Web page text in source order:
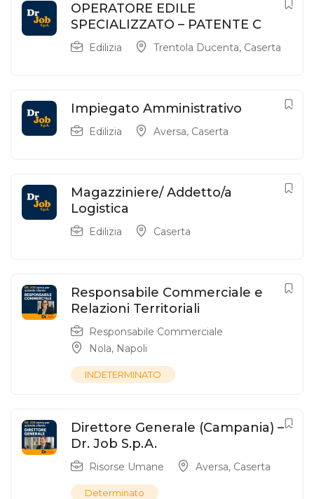
OPERATORE EDILE
SPECIALIZZATO – PATENTE C
Edilizia Trentola Ducenta, Caserta
Impiegato Amministrativo
Edilizia Aversa, Caserta
Magazziniere/ Addetto/a
Logistica
Edilizia Caserta
Responsabile Commerciale e
Relazioni Territoriali
Responsabile Commerciale
Nola, Napoli
INDETERMINATO
Direttore Generale (Campania) –
Dr. Job S.p.A.
Risorse Umane Aversa, Caserta
Determinato